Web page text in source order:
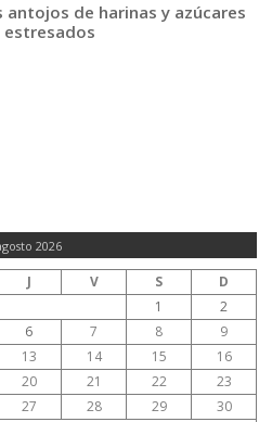
antojos de harinas y azúcares
2026
J V S
D
1
2
6 7 8
9
13 14 15
16
20 21 22
23
27 28 29 30